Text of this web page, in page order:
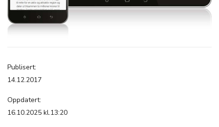
Publisert:
14.12.2017
Oppdatert:
16.10.2025 kl.13:20